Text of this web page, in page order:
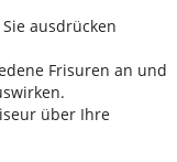
ausdrücken
Frisuren an und
über Ihre